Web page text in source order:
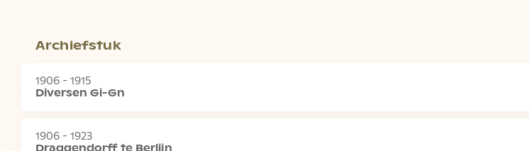
Archiefstuk
1906 - 1915
Diversen Gi-Gn
1906 - 1923
Draggendorff te Berlijn